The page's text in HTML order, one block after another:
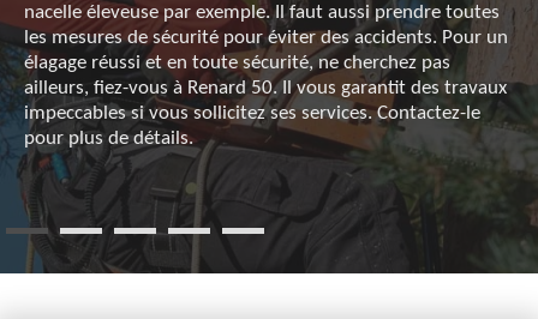
nacelle éleveuse par exemple. Il faut aussi prendre toutes
les mesures de sécurité pour éviter des accidents. Pour un
élagage réussi et en toute sécurité, ne cherchez pas
ailleurs, fiez-vous à Renard 50. Il vous garantit des travaux
impeccables si vous sollicitez ses services. Contactez-le
pour plus de détails.